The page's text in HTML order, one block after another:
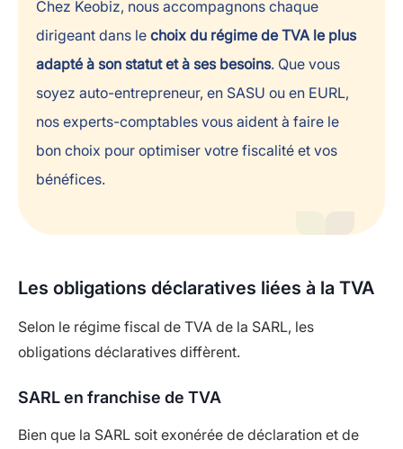
Chez Keobiz, nous accompagnons chaque
dirigeant dans le choix du régime de TVA le plus
adapté à son statut et à ses besoins. Que vous
soyez auto-entrepreneur, en SASU ou en EURL,
nos experts-comptables vous aident à faire le
bon choix pour optimiser votre fiscalité et vos
bénéfices.
Les obligations déclaratives liées à la TVA
Selon le régime fiscal de TVA de la SARL, les
obligations déclaratives diffèrent.
SARL en franchise de TVA
Bien que la SARL soit exonérée de déclaration et de